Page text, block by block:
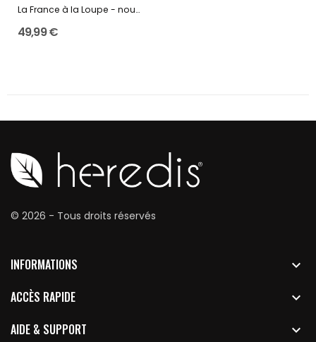
La France à la Loupe - nouvelle édition
49,99 €
© 2026 - Tous droits réservés
INFORMATIONS

ACCÈS RAPIDE

AIDE & SUPPORT
